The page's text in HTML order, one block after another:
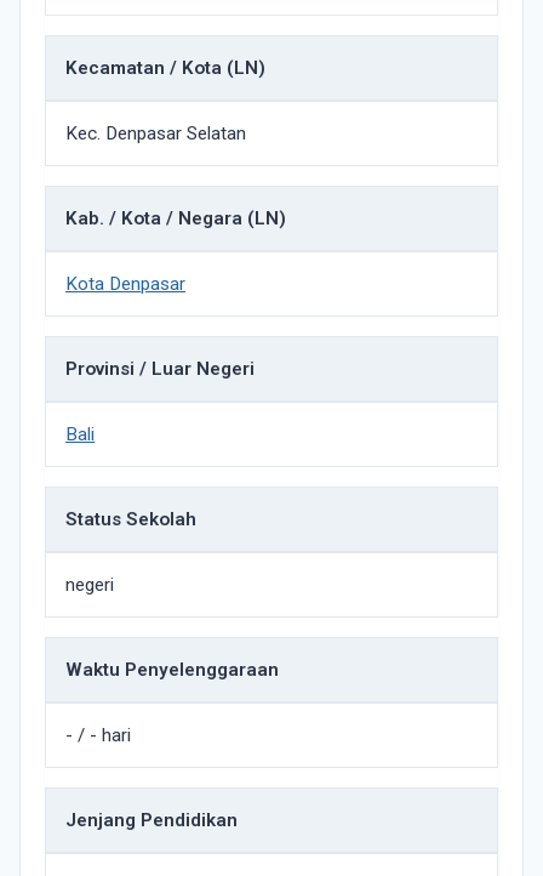
Kecamatan / Kota (LN)
Kec. Denpasar Selatan
Kab. / Kota / Negara (LN)
Kota Denpasar
Provinsi / Luar Negeri
Bali
Status Sekolah
negeri
Waktu Penyelenggaraan
- / - hari
Jenjang Pendidikan